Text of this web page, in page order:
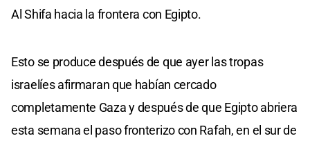
Al Shifa hacia la frontera con Egipto.
Esto se produce después de que ayer las tropas
israelíes afirmaran que habían cercado
completamente Gaza y después de que Egipto abriera
esta semana el paso fronterizo con Rafah, en el sur de